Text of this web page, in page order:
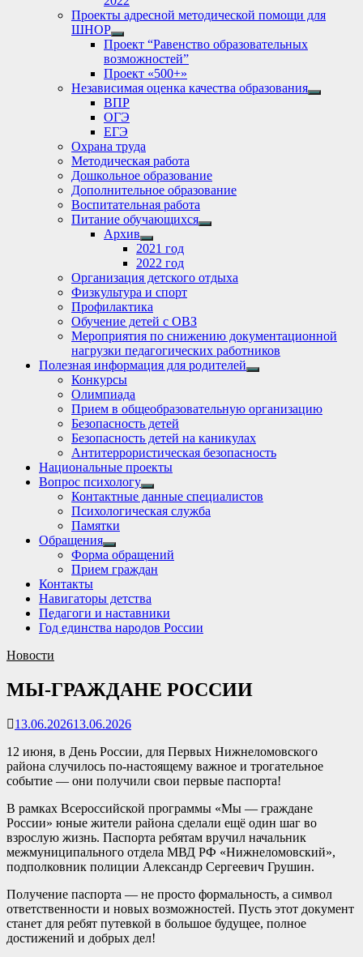
Проекты адресной методической помощи для
ШНОР
Show
sub
menu
Проект “Равенство образовательных
возможностей”
Проект «500+»
Независимая оценка качества образования
Show
ВПР
ОГЭ
ЕГЭ
Охрана труда
Методическая работа
Дошкольное образование
Дополнительное образование
Воспитательная работа
Питание обучающихся
Show
Архив
Show
sub
menu
2021 год
2022 год
Организация детского отдыха
Физкультура и спорт
Профилактика
Обучение детей с ОВЗ
Мероприятия по снижению документационной
нагрузки педагогических работников
Полезная информация для родителей
Show
Конкурсы
Олимпиада
Прием в общеобразовательную организацию
Безопасность детей
Безопасность детей на каникулах
Антитеррористическая безопасность
Национальные проекты
Вопрос психологу
Show
sub
menu
Контактные данные специалистов
Психологическая служба
Памятки
Обращения
Show
sub
menu
Форма обращений
Прием граждан
Контакты
Навигаторы детства
Педагоги и наставники
Год единства народов России
Новости
МЫ-ГРАЖДАНЕ РОССИИ
13.06.202613.06.2026
12 июня, в День России, для Первых Нижнеломовского
района случилось по-настоящему важное и трогательное
событие — они получили свои первые паспорта!
В рамках Всероссийской программы «Мы — граждане
России» юные жители района сделали ещё один шаг во
взрослую жизнь. Паспорта ребятам вручил начальник
межмуниципального отдела МВД РФ «Нижнеломовский»,
подполковник полиции Александр Сергеевич Грушин.
Получение паспорта — не просто формальность, а символ
ответственности и новых возможностей. Пусть этот документ
станет для ребят путевкой в большое будущее, полное
достижений и добрых дел!